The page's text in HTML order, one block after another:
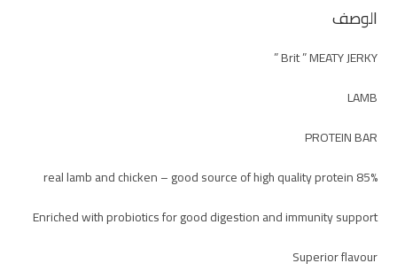
الوصف
Brit ” MEATY JERKY ”
LAMB
PROTEIN BAR
85% real lamb and chicken – good source of high quality protein
Enriched with probiotics for good digestion and immunity support
Superior flavour